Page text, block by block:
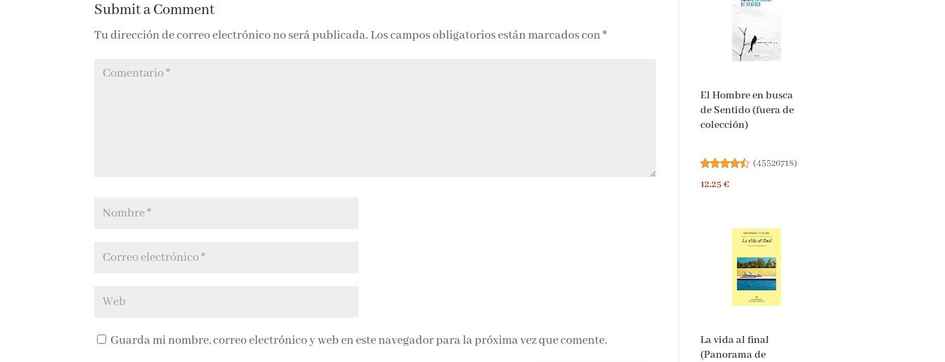
Submit a Comment
Tu dirección de correo electrónico no será publicada. Los campos obligatorios están marcados con*
Guarda mi nombre, correo electrónico y web en este navegador para la próxima vez que comente.
El Hombre en busca
de Sentido (fuera de
colección)
(45526718)
12,25 €
La vida al final
(Panorama de